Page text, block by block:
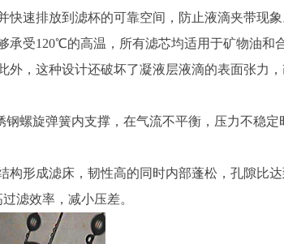
排放到滤杯的可靠空间，防止液滴夹带现象
受120℃的高温，所有滤芯均适用于矿物油和合
这种设计还破坏了凝液层液滴的表面张力，
旋弹簧内支撑，在气流不平衡，压力不稳定
成滤床，韧性高的同时内部蓬松，孔隙比达
滤效率，减小压差。